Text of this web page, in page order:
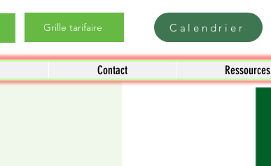
Grille tarifaire Calendrier
Contact Ressources